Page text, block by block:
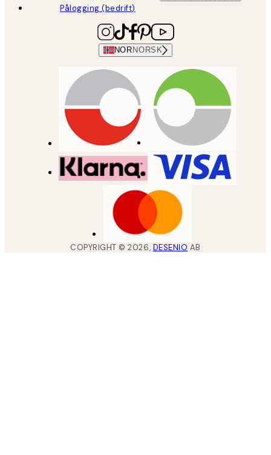
Pålogging (bedrift)
NOR NORSK
COPYRIGHT ©2026, DESENIO AB